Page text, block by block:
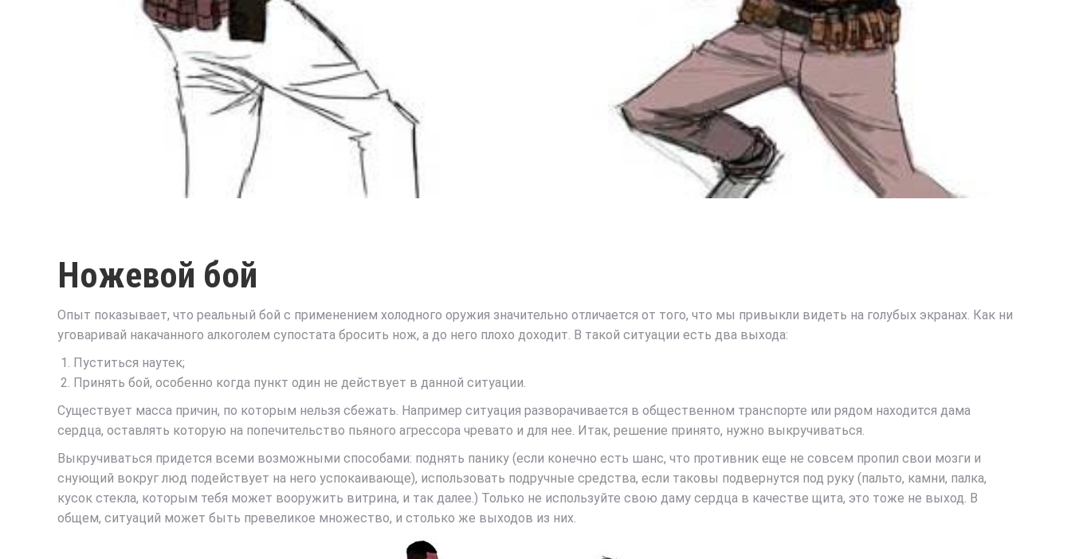
Ножевой бой
Опыт показывает, что реальный бой с применением холодного оружия значительно отличается от того, что мы привыкли видеть на голубых экранах. Как ни
уговаривай накачанного алкоголем супостата бросить нож, а до него плохо доходит. В такой ситуации есть два выхода:
Пуститься наутек;
Принять бой, особенно когда пункт один не действует в данной ситуации.
Существует масса причин, по которым нельзя сбежать. Например ситуация разворачивается в общественном транспорте или рядом находится дама
сердца, оставлять которую на попечительство пьяного агрессора чревато и для нее. Итак, решение принято, нужно выкручиваться.
Выкручиваться придется всеми возможными способами: поднять панику (если конечно есть шанс, что противник еще не совсем пропил свои мозги и
снующий вокруг люд подействует на него успокаивающе), использовать подручные средства, если таковы подвернутся под руку (пальто, камни, палка,
кусок стекла, которым тебя может вооружить витрина, и так далее.) Только не используйте свою даму сердца в качестве щита, это тоже не выход. В
общем, ситуаций может быть превеликое множество, и столько же выходов из них.